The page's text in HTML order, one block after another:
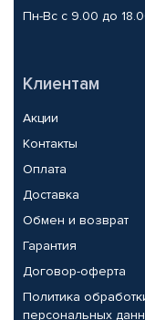
Пн-Вс с 9.00 до
Клиентам
Акции
Контакты
Оплата
Доставка
Обмен и возврат
Гарантия
Договор-оферта
Политика
персональных